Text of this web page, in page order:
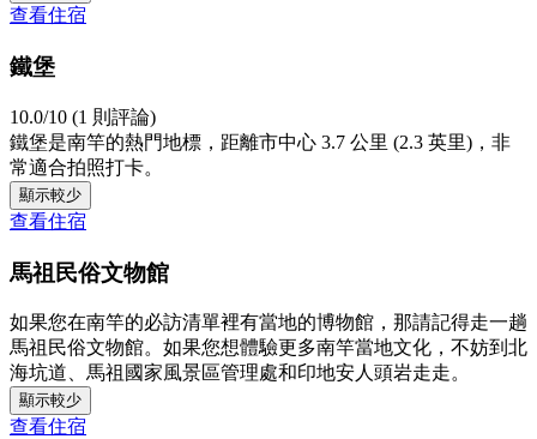
查看住宿
鐵堡
10.0/10 (1 則評論)
鐵堡是南竿的熱門地標，距離市中心 3.7 公里 (2.3 英里)，非
常適合拍照打卡。
顯示較少
查看住宿
馬祖民俗文物館
如果您在南竿的必訪清單裡有當地的博物館，那請記得走一趟
馬祖民俗文物館。如果您想體驗更多南竿當地文化，不妨到北
海坑道、馬祖國家風景區管理處和印地安人頭岩走走。
顯示較少
查看住宿